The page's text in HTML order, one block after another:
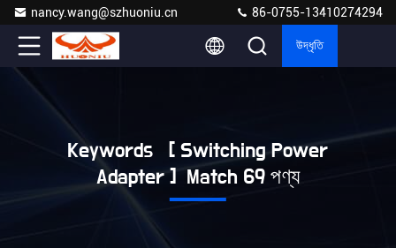
nancy.wang@szhuoniu.cn 86-0755-13410274294
উদ্ধৃতি
Keywords [ Switching Power
Adapter ] Match 69 পণ্য